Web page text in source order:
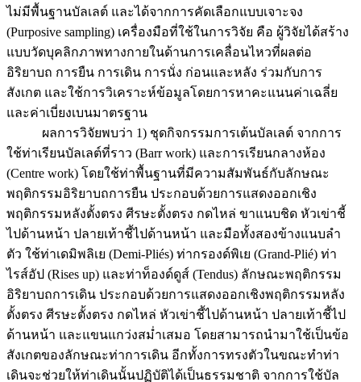
ไม่มีพื้นฐานบัลเลต์ และได้จากการคัดเลือกแบบเจาะจง
(Purposive sampling) เครื่องมือที่ใช้ในการวิจัย คือ ผู้วิจัยได้สร้าง
แบบวัดบุคลิกภาพทางกายในด้านการเคลื่อนไหวที่ผลต่อ
อิริยาบถ การยืน การเดิน การนั่ง ก่อนและหลัง ร่วมกับการ
สังเกต และใช้การวิเคราะห์ข้อมูลโดยการหาคะแนนค่าเฉลี่ย
และค่าเบี่ยงเบนมาตรฐาน
ผลการวิจัยพบว่า 1) ชุดกิจกรรมการเต้นบัลเลต์ จากการ
ใช้ท่าเรียนบัลเลต์ที่ราว (Barr work) และการเรียนกลางห้อง
(Centre work) โดยใช้ท่าพื้นฐานที่มีความสัมพันธ์กับลักษณะ
พฤติกรรมอิริยาบถการยืน ประกอบด้วยการแสดงออกเชิง
พฤติกรรมหลังตั้งตรง ศีรษะตั้งตรง กดไหล่ ขาแนบชิด หัวเข่าชี้
ไปด้านหน้า ปลายเท้าชี้ไปด้านหน้า และมือทั้งสองข้างแนบลำ
ตัว ใช้ท่าเดมิพลิเย (Demi-Pliés) ท่ากรองด์พิเย (Grand-Plié) ท่า
ไรส์อัป (Rises up) และท่าท็องด์ดูส์ (Tendus) ลักษณะพฤติกรรม
อิริยาบถการเดิน ประกอบด้วยการแสดงออกเชิงพฤติกรรมหลัง
ตั้งตรง ศีรษะตั้งตรง กดไหล่ หัวเข่าชี้ไปด้านหน้า ปลายเท้าชี้ไป
ด้านหน้า และแขนแกว่งสม่ำเสมอ โดยสามารถนำมาใช้เป็นข้อ
สังเกตของลักษณะท่าการเดิน อีกทั้งการทรงตัวในขณะทำท่า
เดินจะช่วยให้ท่าเดินนั้นปฏิบัติได้เป็นธรรมชาติ จากการใช้บัล